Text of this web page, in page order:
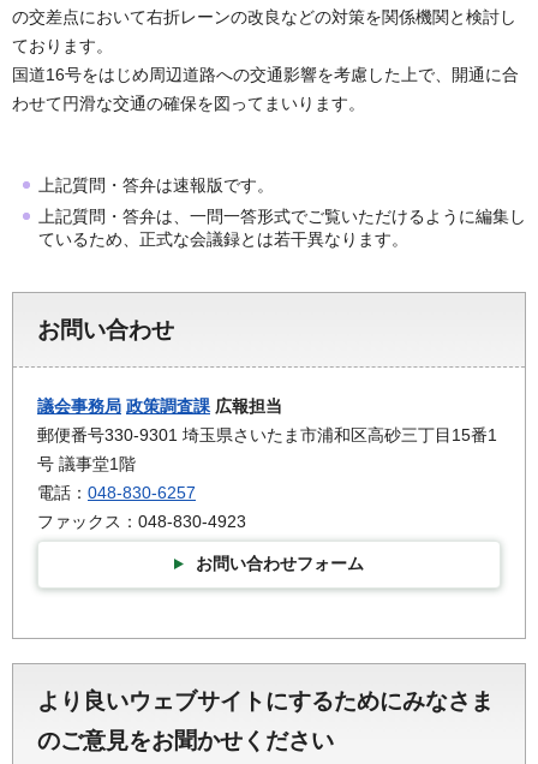
の交差点において右折レーンの改良などの対策を関係機関と検討し
ております。
国道16号をはじめ周辺道路への交通影響を考慮した上で、開通に合
わせて円滑な交通の確保を図ってまいります。
上記質問・答弁は速報版です。
上記質問・答弁は、一問一答形式でご覧いただけるように編集し
ているため、正式な会議録とは若干異なります。
お問い合わせ
議会事務局 政策調査課 広報担当
郵便番号330-9301 埼玉県さいたま市浦和区高砂三丁目15番1
号 議事堂1階
電話： 048-830-6257
ファックス：048-830-4923
お問い合わせフォーム
より良いウェブサイトにするためにみなさま
のご意見をお聞かせください